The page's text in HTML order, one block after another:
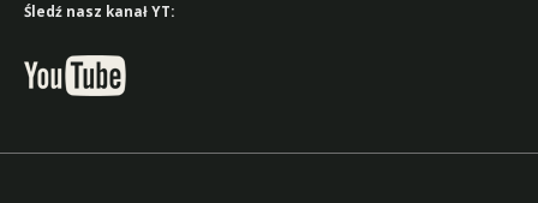
Śledź nasz kanał YT: